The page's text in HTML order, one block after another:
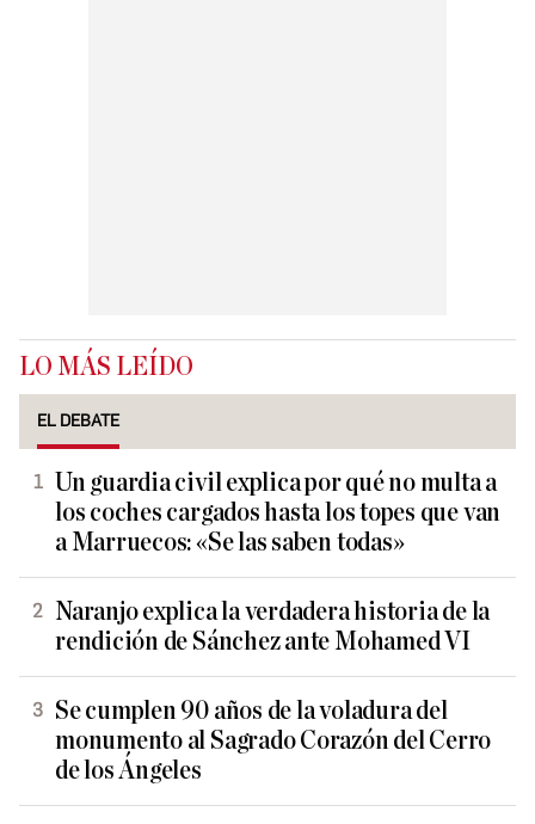
LO MÁS LEÍDO
EL DEBATE
Un guardia civil explica por qué no multa a
los coches cargados hasta los topes que van
a Marruecos: «Se las saben todas»
Naranjo explica la verdadera historia de la
rendición de Sánchez ante Mohamed VI
Se cumplen 90 años de la voladura del
monumento al Sagrado Corazón del Cerro
de los Ángeles